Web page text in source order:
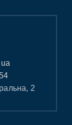
2